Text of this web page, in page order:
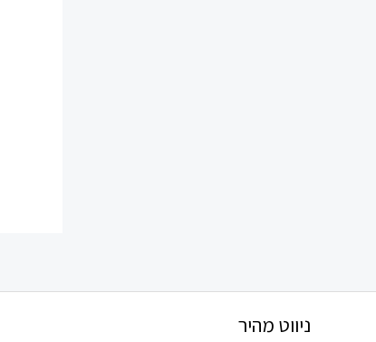
ניווט מהיר